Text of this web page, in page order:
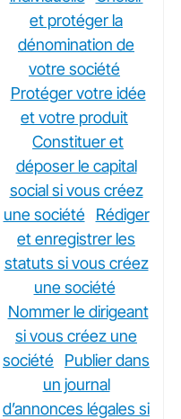
et protéger la
dénomination de
votre société
Protéger votre idée
et votre produit
Constituer et
déposer le capital
social si vous créez
une société
Rédiger
et enregistrer les
statuts si vous créez
une société
Nommer le dirigeant
si vous créez une
société
Publier dans
un journal
d’annonces légales si